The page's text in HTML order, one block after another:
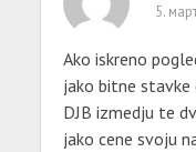
5.
Ako iskreno
jako bitne stavke
DJB izmedju te
jako cene svoju